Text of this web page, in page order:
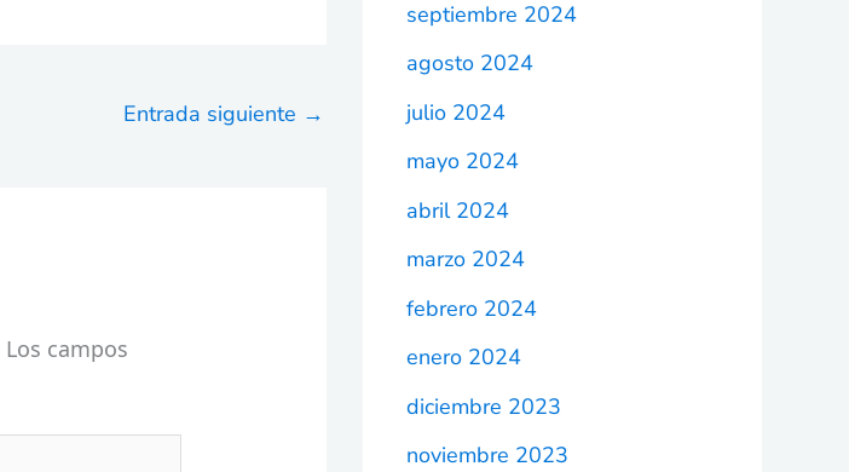
Entrada siguiente →
Los campos
septiembre 2024
agosto 2024
julio 2024
mayo 2024
abril 2024
marzo 2024
febrero 2024
enero 2024
diciembre 2023
noviembre 2023